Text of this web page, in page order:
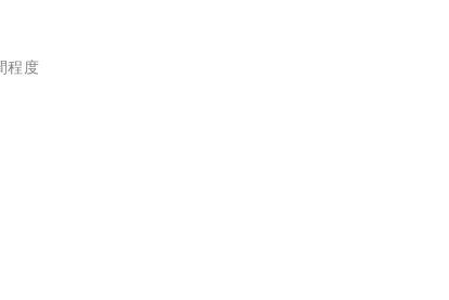
程度